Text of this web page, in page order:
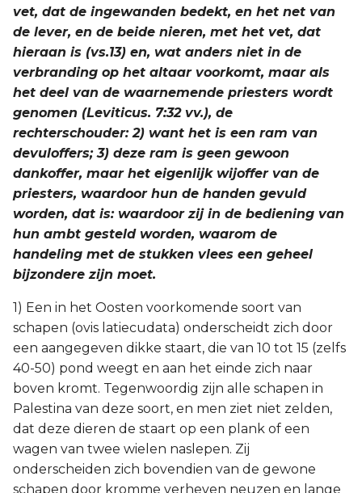
vet, dat de ingewanden bedekt, en het net van
de lever, en de beide nieren, met het vet, dat
hieraan is (vs.13) en, wat anders niet in de
verbranding op het altaar voorkomt, maar als
het deel van de waarnemende priesters wordt
genomen (Leviticus. 7:32 vv.), de
rechterschouder: 2) want het is een ram van
devuloffers; 3) deze ram is geen gewoon
dankoffer, maar het eigenlijk wijoffer van de
priesters, waardoor hun de handen gevuld
worden, dat is: waardoor zij in de bediening van
hun ambt gesteld worden, waarom de
handeling met de stukken vlees een geheel
bijzondere zijn moet.
1) Een in het Oosten voorkomende soort van
schapen (ovis latiecudata) onderscheidt zich door
een aangegeven dikke staart, die van 10 tot 15 (zelfs
40-50) pond weegt en aan het einde zich naar
boven kromt. Tegenwoordig zijn alle schapen in
Palestina van deze soort, en men ziet niet zelden,
dat deze dieren de staart op een plank of een
wagen van twee wielen naslepen. Zij
onderscheiden zich bovendien van de gewone
schapen door kromme verheven neuzen en lange